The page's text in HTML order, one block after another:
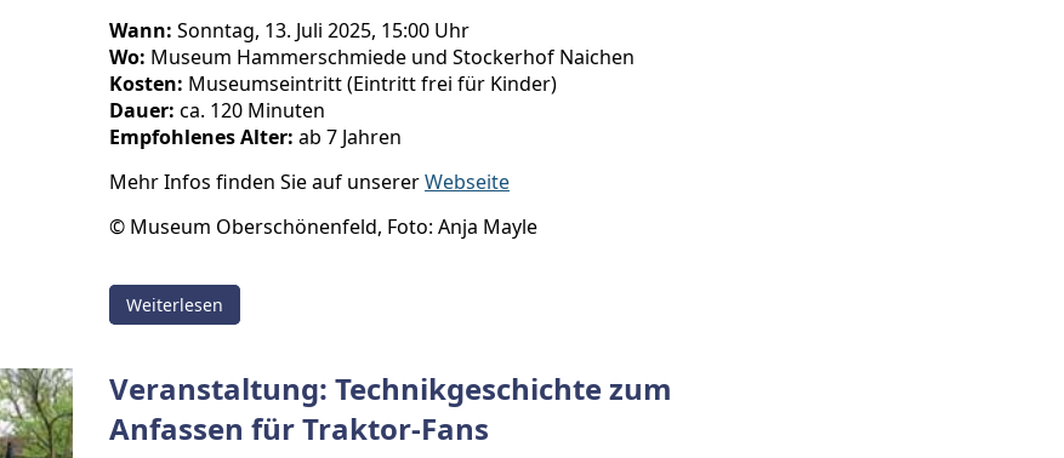
Wann: Sonntag, 13. Juli 2025, 15:00 Uhr
Wo: Museum Hammerschmiede und Stockerhof Naichen
Kosten: Museumseintritt (Eintritt frei für Kinder)
Dauer: ca. 120 Minuten
Empfohlenes Alter: ab 7 Jahren
Mehr Infos finden Sie auf unsererWebseite
© Museum Oberschönenfeld, Foto: Anja Mayle
Weiterlesen
Veranstaltung: Technikgeschichte zum
Anfassen für Traktor-Fans